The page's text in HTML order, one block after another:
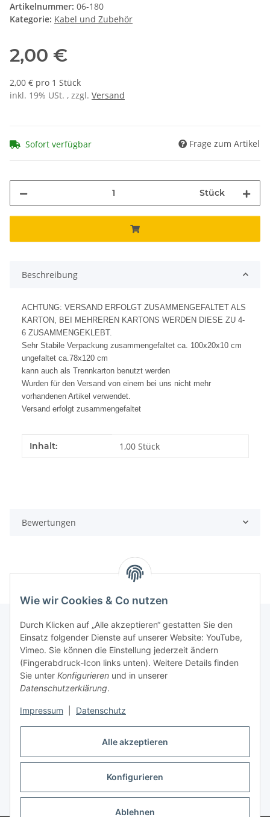
Alle akzeptieren
Konfigurieren
Ablehnen
Wie wir Cookies & Co nutzen
Durch Klicken auf „Alle akzeptieren“ gestatten Sie den
Einsatz folgender Dienste auf unserer Website: YouTube,
Vimeo. Sie können die Einstellung jederzeit ändern
(Fingerabdruck-Icon links unten). Weitere Details finden
Sie unter Konfigurieren und in unserer
Datenschutzerklärung.
Impressum Datenschutz
Artikelnummer: 06-180
Kategorie: Kabel und Zubehör
2,00 €
2,00 € pro 1 Stück
inkl. 19% USt. , zzgl. Versand
Sofort verfügbar Frage zum Artikel
Stück
Beschreibung
ACHTUNG: VERSAND ERFOLGT ZUSAMMENGEFALTET ALS
KARTON, BEI MEHREREN KARTONS WERDEN DIESE ZU 4-
6 ZUSAMMENGEKLEBT.
Sehr Stabile Verpackung zusammengefaltet ca. 100x20x10 cm
ungefaltet ca.78x120 cm
kann auch als Trennkarton benutzt werden
Wurden für den Versand von einem bei uns nicht mehr
vorhandenen Artikel verwendet.
Versand erfolgt zusammengefaltet
Produkteigenschaft
Wert
Inhalt: 1,00 Stück
Bewertungen
Informationen
Gesetzliche Informationen
Vertrag widerrufen
* Alle Preise inkl. gesetzlicher USt., zzgl.Versand